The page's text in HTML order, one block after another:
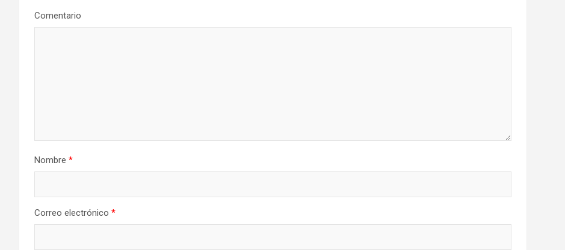
Comentario
Nombre *
Correo electrónico *